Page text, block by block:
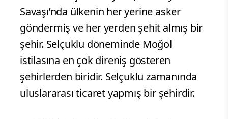
Savaşı’nda ülkenin her yerine asker
göndermiş ve her yerden şehit almış bir
şehir. Selçuklu döneminde Moğol
istilasına en çok direniş gösteren
şehirlerden biridir. Selçuklu zamanında
uluslararası ticaret yapmış bir şehirdir.